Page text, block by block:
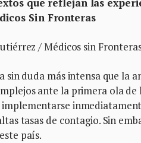
que reflejan las
Sin Fronteras
/ Médicos sin
sin duda más intensa que la
ante la primera ola
tasas de contagio. Sin
país.